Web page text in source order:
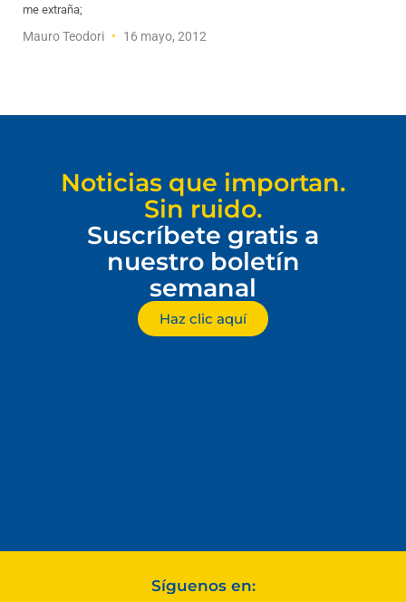
me extraña;
Mauro Teodori 16 mayo, 2012
Noticias que importan.
Sin ruido.
Suscríbete gratis a
nuestro boletín
semanal
Haz clic aquí
Síguenos en: